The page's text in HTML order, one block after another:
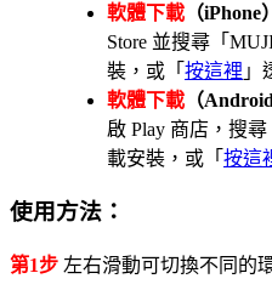
軟體下載 （iPhone
Store 並搜尋「
裝，或「 按這裡 」
軟體下載 （
啟 Play 商店，搜
載安裝，或「 按這
使用方法：
第1步 左右滑動可切換不同的